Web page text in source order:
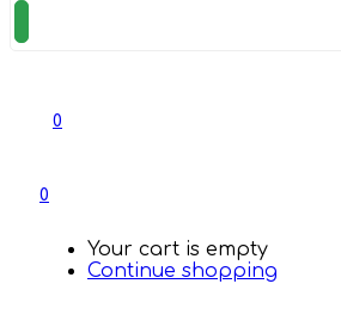
0
0
Your cart is empty
Continue shopping